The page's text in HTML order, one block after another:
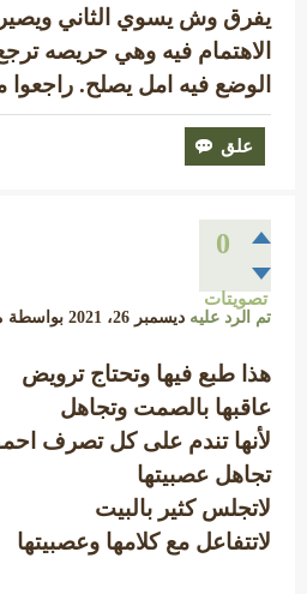
يفرق وش يسوي الثاني ويصير
الاهتمام فيه وهي حريصه
الوضع فيه امل يصلح.
0
تصويتات
تم الرد عليه ديسمبر 26، 2021 بواسطة
هذا طبع فيها وتحتاج ترويض
عاقبها بالصمت وتجاهل
لأنها تندم على كل تصرف
تجاهل عصبيتها
لاتجلس كثير بالبيت
لاتتفاعل مع كلامها وعصبيتها